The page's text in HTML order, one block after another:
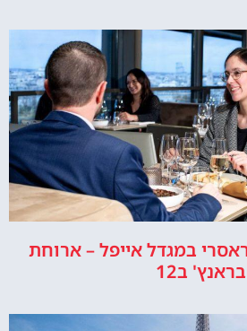
במגדל אייפל – ארוחת
בראנץ' ב12